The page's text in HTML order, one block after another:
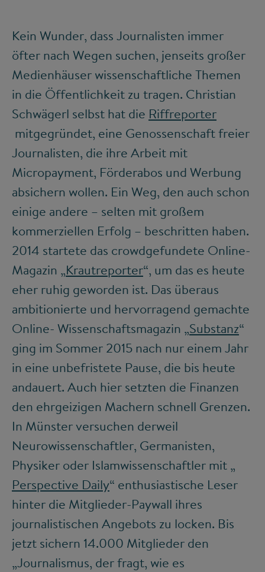
Kein Wunder, dass Journalisten immer
öfter nach Wegen suchen, jenseits großer
Medienhäuser wissenschaftliche Themen
in die Öffentlichkeit zu tragen. Christian
Schwägerl selbst hat die Riffreporter
mitgegründet, eine Genossenschaft freier
Journalisten, die ihre Arbeit mit
Micropayment, Förderabos und Werbung
absichern wollen. Ein Weg, den auch schon
einige andere – selten mit großem
kommerziellen Erfolg – beschritten haben.
2014 startete das crowdgefundete Online-
Magazin „Krautreporter“, um das es heute
eher ruhig geworden ist. Das überaus
ambitionierte und hervorragend gemachte
Online- Wissenschaftsmagazin „Substanz“
ging im Sommer 2015 nach nur einem Jahr
in eine unbefristete Pause, die bis heute
andauert. Auch hier setzten die Finanzen
den ehrgeizigen Machern schnell Grenzen.
In Münster versuchen derweil
Neurowissenschaftler, Germanisten,
Physiker oder Islamwissenschaftler mit „
Perspective Daily“ enthusiastische Leser
hinter die Mitglieder-Paywall ihres
journalistischen Angebots zu locken. Bis
jetzt sichern 14.000 Mitglieder den
„Journalismus, der fragt, wie es